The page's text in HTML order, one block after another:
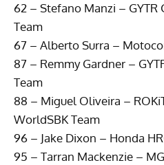
62 – Stefano Manzi – GYTR
Team
67 – Alberto Surra –
87 – Remmy Gardner –
Team
88 – Miguel Oliveira –
WorldSBK Team
96 – Jake Dixon – Honda
95 – Tarran Mackenzie –